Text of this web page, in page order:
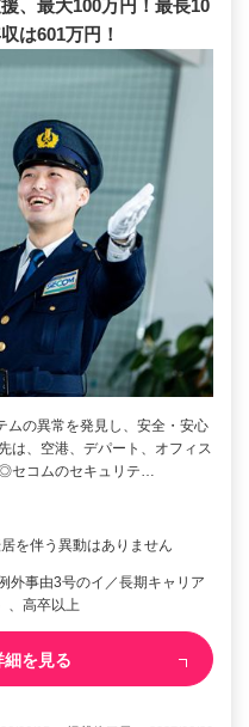
、最大100万円！最長10
は601万円！
ムの異常を発見し、安全・安心
は、空港、デパート、オフィス
セコムのセキュリテ…
を伴う異動はありません
外事由3号のイ／長期キャリア
、高卒以上
細を見る